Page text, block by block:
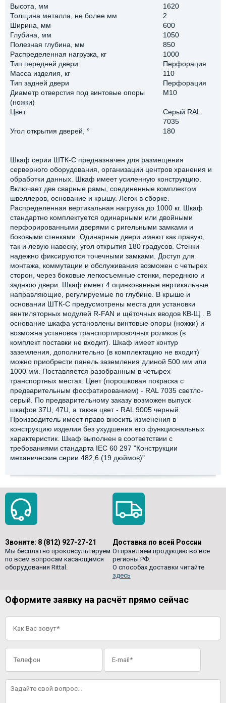
Высота, мм
1620
Толщина металла, не более мм
2
Ширина, мм
600
Глубина, мм
1050
Полезная глубина, мм
850
Распределенная нагрузка, кг
1000
Тип передней двери
Перфорация
Масса изделия, кг
110
Тип задней двери
Перфорация
Диаметр отверстия под винтовые опоры
(ножки)
М10
Цвет
Серый RAL
7035
Угол открытия дверей, °
180
Шкаф серии ШТК-С предназначен для размещения
серверного оборудования, организации центров хранения и
обработки данных. Шкаф имеет усиленную конструкцию.
Включает две сварные рамы, соединенные комплектом
швеллеров, основание и крышу. Легок в сборке.
Распределенная вертикальная нагрузка до 1000 кг. Шкаф
стандартно комплектуется одинарными или двойными
перфорированными дверями с ригельными замками и
боковыми стенками. Одинарные двери имеют как правую,
так и левую навеску, угол открытия 180 градусов. Стенки
надежно фиксируются точечными замками. Доступ для
монтажа, коммутации и обслуживания возможен с четырех
сторон, через боковые легкосъемные стенки, переднюю и
заднюю двери. Шкаф имеет 4 оцинкованные вертикальные
направляющие, регулируемые по глубине. В крыше и
основании ШТК-С предусмотрены места для установки
вентиляторных модулей R-FAN и щёточных вводов КВ-Щ . В
основание шкафа установлены винтовые опоры (ножки) и
возможна установка транспортировочных роликов (в
комплект поставки не входит). Шкаф имеет контур
заземления, дополнительно (в комплектацию не входит)
можно приобрести панель заземления длиной 500 мм или
1000 мм. Поставляется разобранным в четырех
транспортных местах. Цвет (порошковая покраска с
предварительным фосфатированием) - RAL 7035 светло-
серый. По предварительному заказу возможен выпуск
шкафов 37U, 47U, а также цвет - RAL 9005 черный.
Производитель имеет право вносить изменения в
конструкцию изделия без ухудшения его функциональных
характеристик. Шкаф выполнен в соответствии с
требованиями стандарта IEC 60 297 "Конструкции
механические серии 482,6 (19 дюймов)"
Звоните: 8 (812) 927-27-21
Мы бесплатно проконсультируем
по всем вопросам касающимся
оборудования Rittal.
Доставка по всей России
Отправляем продукцию во все
регионы РФ.
О способах доставки читайте
здесь
Оформите заявку на расчёт прямо сейчас